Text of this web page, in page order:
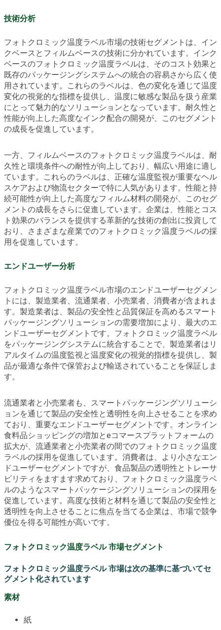
技術分析
フォトクロミック温度ラベル市場の技術セグメントは、イン
クベースとフィルムベースの技術に分かれています。インク
ベースのフォトクロミック温度ラベルは、そのコスト効果と
既存のパッケージングシステムへの統合の容易さから広く使
用されています。これらのラベルは、色の変化を通じて温度
変化の視覚的な指標を提供し、温度に敏感な製品を扱う産業
にとって魅力的なソリューションとなっています。耐久性と
性能が向上した高度なインク配合の開発が、このセグメント
の成長を促進しています。
一方、フィルムベースのフォトクロミック温度ラベルは、耐
久性と環境条件への耐性が向上しており、幅広い用途に適し
ています。これらのラベルは、正確な温度監視が重要なヘル
スケアおよび物流セクターで特に人気があります。性能と持
続可能性が向上した高度なフィルム材料の開発が、このセグ
メントの成長をさらに促進しています。企業は、性能とコス
ト効果のバランスを提供する革新的な技術の創出に投資して
おり、さまざまな産業でのフォトクロミック温度ラベルの採
用を促進しています。
エンドユーザー分析
フォトクロミック温度ラベル市場のエンドユーザーセグメン
トには、製造業者、流通業者、小売業者、消費者が含まれま
す。製造業者は、製品の安全性と品質保証を高めるスマート
パッケージングソリューションの需要増加により、最大のエ
ンドユーザーセグメントです。フォトクロミック温度ラベル
をパッケージングシステムに統合することで、製造業者はリ
アルタイムの温度監視と温度変化の視覚的指標を提供し、製
品が最適な条件で保管および輸送されていることを保証しま
す。
流通業者と小売業者も、スマートパッケージングソリューシ
ョンを通じて製品の安全性と透明性を向上させることを求め
ており、重要なエンドユーザーセグメントです。オンライン
食料品ショッピングの増加とeコマースプラットフォームの
拡大が、流通業者と小売業者の間でのフォトクロミック温度
ラベルの採用を促進しています。消費者は、より小さなエン
ドユーザーセグメントですが、食品製品の透明性とトレーサ
ビリティをますます求めており、フォトクロミック温度ラベ
ルのようなスマートパッケージングソリューションの採用を
促進しています。高度な技術と材料を通じて製品の安全性と
透明性を向上させることに焦点を当てる企業は、市場で競争
優位を得る可能性が高いです。
フォトクロミック温度ラベル 市場セグメント
フォトクロミック温度ラベル 市場は次の基準に基づいてセ
グメント化されています
素材
紙